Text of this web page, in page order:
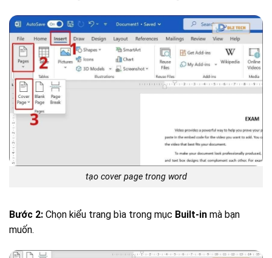
tạo cover page trong word
Bước 2: Chọn kiểu trang bìa trong mục Built-in mà bạn
muốn.